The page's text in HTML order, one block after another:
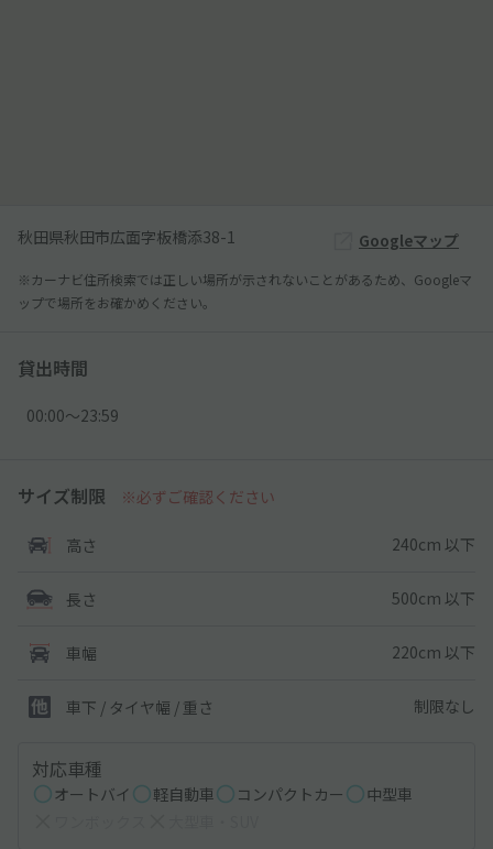
秋田県秋田市広面字板橋添38-1 Googleマップ
※カーナビ住所検索では正しい場所が示されないことがあるため、Googleマ
ップで場所をお確かめください。
貸出時間
00:00〜23:59
サイズ制限 ※必ずご確認ください
高さ 240cm 以下
長さ 500cm 以下
車幅 220cm 以下
車下 / タイヤ幅 / 重さ 制限なし
対応車種
オートバイ 軽自動車 コンパクトカー
中型車